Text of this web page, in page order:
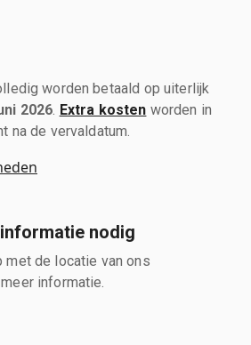
worden betaald op uiterlijk
2026 Extra kosten worden in
na de vervaldatum.
nodig
met de locatie van ons
informatie.